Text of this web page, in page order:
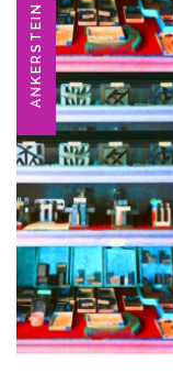
ANKERSTEIN